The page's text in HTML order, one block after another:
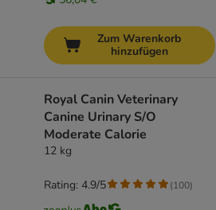
Zum Warenkorb
hinzufügen
Royal Canin Veterinary
Canine Urinary S/O
Moderate Calorie
12 kg
Rating: 4.9/5 (100)